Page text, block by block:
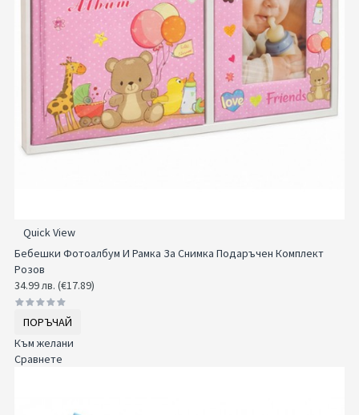
Quick View
Бебешки Фотоалбум И Рамка За Снимка Подаръчен Комплект
Розов
34.99 лв. (€17.89)
ПОРЪЧАЙ
Към желани
Сравнете